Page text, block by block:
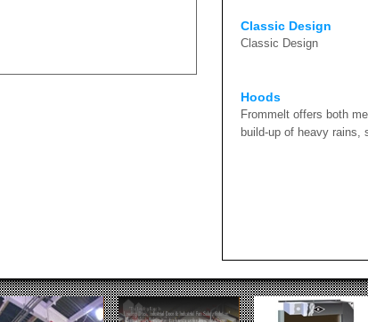
Classic Design
Classic Design
Hoods
Frommelt offers both
build-up of heavy rains,